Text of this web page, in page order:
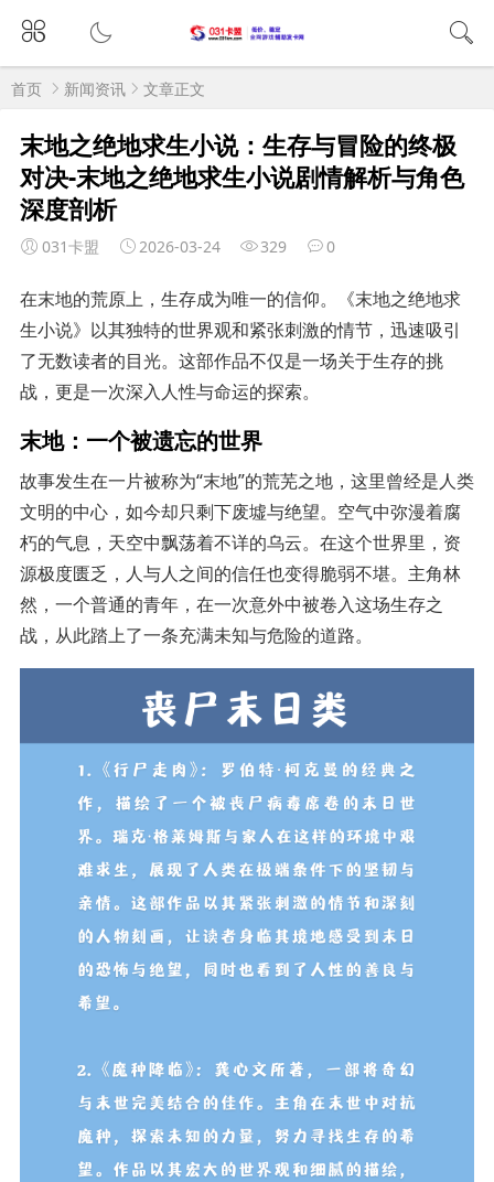
首页 新闻资讯 文章正文
末地之绝地求生小说：生存与冒险的终极
对决-末地之绝地求生小说剧情解析与角色
深度剖析
031卡盟 2026-03-24 329 0
在末地的荒原上，生存成为唯一的信仰。《末地之绝地求
生小说》以其独特的世界观和紧张刺激的情节，迅速吸引
了无数读者的目光。这部作品不仅是一场关于生存的挑
战，更是一次深入人性与命运的探索。
末地：一个被遗忘的世界
故事发生在一片被称为“末地”的荒芜之地，这里曾经是人类
文明的中心，如今却只剩下废墟与绝望。空气中弥漫着腐
朽的气息，天空中飘荡着不详的乌云。在这个世界里，资
源极度匮乏，人与人之间的信任也变得脆弱不堪。主角林
然，一个普通的青年，在一次意外中被卷入这场生存之
战，从此踏上了一条充满未知与危险的道路。